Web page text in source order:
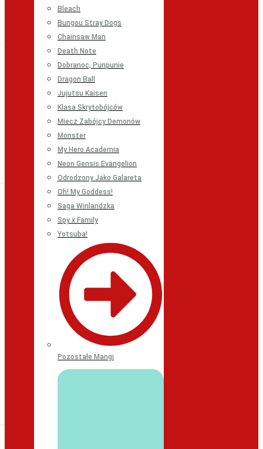
Bleach
Bungou Stray Dogs
Chainsaw Man
Death Note
Dobranoc, Punpunie
Dragon Ball
Jujutsu Kaisen
Klasa Skrytobójców
Miecz Zabójcy Demonów
Monster
My Hero Academia
Neon Gensis Evangelion
Odrodzony Jako Galareta
Oh! My Goddess!
Saga Winlandzka
Spy x Family
Yotsuba!
Pozostałe Mangi